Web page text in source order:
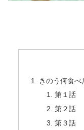
きのう何食
第１話
第２話
第３話